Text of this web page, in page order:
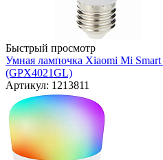
Быстрый просмотр
Умная лампочка Xiaomi Mi
(GPX4021GL)
Артикул: 1213811